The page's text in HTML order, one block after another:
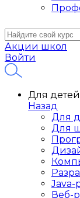
Акции школ
Войти
Для детей
Назад
Для
Для
Java-
Веб-